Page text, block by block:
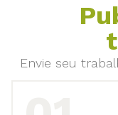
Envie seu